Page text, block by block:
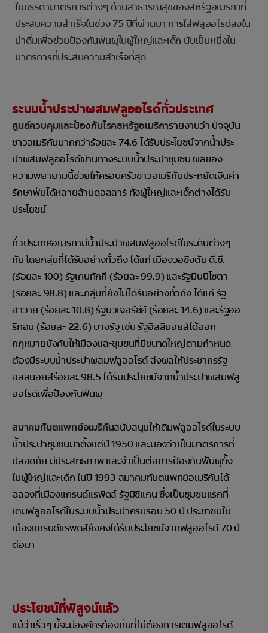
ในบรรดามาตรการต่างๆ ด้านสาธารณสุขของสหรัฐอเมริกาที่
ประสบความสำเร็จในช่วง 75 ปีที่ผ่านมา การใส่ฟลูออไรด์ลงใน
น้ำดื่มเพื่อช่วยป้องกันฟันผุในผู้ใหญ่และเด็ก นับเป็นหนึ่งใน
มาตรการที่ประสบความสำเร็จที่สุด
ระบบน้ำประปาผสมฟลูออไรด์ทั่วประเทศ
ศูนย์ควบคุมและป้องกันโรคสหรัฐอเมริการายงานว่า ปัจจุบัน
ชาวอเมริกันมากกว่าร้อยละ 74.6 ได้รับประโยชน์จากน้ำประ
ปาผสมฟลูออไรด์ผ่านทางระบบน้ำประปาชุมชน ผลของ
ความพยายามนี้ช่วยให้ครอบครัวชาวอเมริกันประหยัดเงินค่า
รักษาฟันได้หลายล้านดอลลาร์ ทั้งผู้ใหญ่และเด็กต่างได้รับ
ประโยชน์
ทั่วประเทศอเมริกามีน้ำประปาผสมฟลูออไรด์ในระดับต่างๆ
กัน โดยกลุ่มที่ได้รับอย่างทั่วถึง ได้แก่ เมืองวอชิงตัน ดี.ซี.
(ร้อยละ 100) รัฐเคนทักกี (ร้อยละ 99.9) และรัฐมินนิโซตา
(ร้อยละ 98.8) และกลุ่มที่ยังไม่ได้รับอย่างทั่วถึง ได้แก่ รัฐ
ฮาวาย (ร้อยละ 10.8) รัฐนิวเจอร์ซีย์ (ร้อยละ 14.6) และรัฐออ
ริกอน (ร้อยละ 22.6) บางรัฐ เช่น รัฐอิลลินอยส์ได้ออก
กฎหมายบังคับให้เมืองและชุมชนที่มีขนาดใหญ่ตามกำหนด
ต้องมีระบบน้ำประปาผสมฟลูออไรด์ ส่งผลให้ประชากรรัฐ
อิลลินอยส์ร้อยละ 98.5 ได้รับประโยชน์จากน้ำประปาผสมฟลู
ออไรด์เพื่อป้องกันฟันผุ
สมาคมทันตแพทย์อเมริกันสนับสนุนให้เติมฟลูออไรด์ในระบบ
น้ำประปาชุมชนมาตั้งแต่ปี 1950 และมองว่าเป็นมาตรการที่
ปลอดภัย มีประสิทธิภาพ และจำเป็นต่อการป้องกันฟันผุทั้ง
ในผู้ใหญ่และเด็ก ในปี 1993 สมาคมทันตแพทย์อเมริกันได้
ฉลองที่เมืองแกรนด์แรพิดส์ รัฐมิชิแกน ซึ่งเป็นชุมชนแรกที่
เติมฟลูออไรด์ในระบบน้ำประปาครบรอบ 50 ปี ประชาชนใน
เมืองแกรนด์แรพิดส์ยังคงได้รับประโยชน์จากฟลูออไรด์ 70 ปี
ต่อมา
ประโยชน์ที่พิสูจน์แล้ว
แม้ว่าเร็วๆ นี้จะมีองค์กรท้องถิ่นที่ไม่ต้องการเติมฟลูออไรด์